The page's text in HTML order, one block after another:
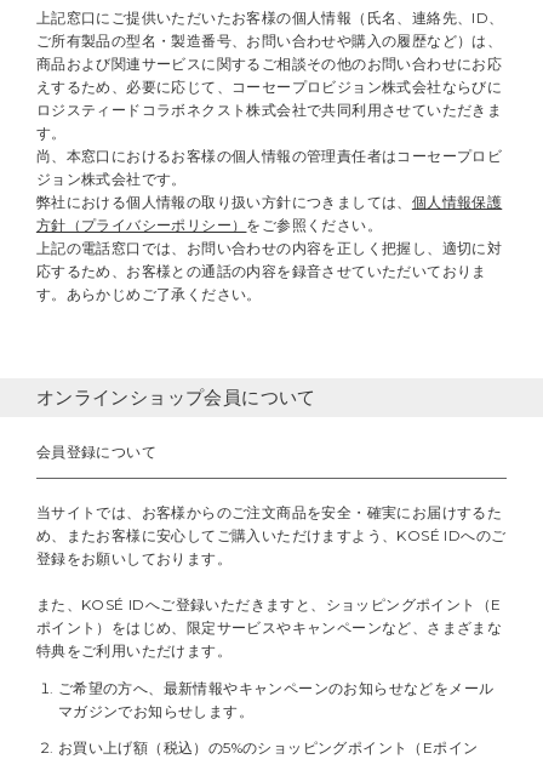
上記窓口にご提供いただいたお客様の個人情報（氏名、連絡先、ID、
ご所有製品の型名・製造番号、お問い合わせや購入の履歴など）は、
商品および関連サービスに関するご相談その他のお問い合わせにお応
えするため、必要に応じて、コーセープロビジョン株式会社ならびに
ロジスティードコラボネクスト株式会社で共同利用させていただきま
す。
尚、本窓口におけるお客様の個人情報の管理責任者はコーセープロビ
ジョン株式会社です。
弊社における個人情報の取り扱い方針につきましては、 個人情報保護
方針（プライバシーポリシー） をご参照ください。
上記の電話窓口では、お問い合わせの内容を正しく把握し、適切に対
応するため、お客様との通話の内容を録音させていただいておりま
す。あらかじめご了承ください。
オンラインショップ会員について
会員登録について
当サイトでは、お客様からのご注文商品を安全・確実にお届けするた
め、またお客様に安心してご購入いただけますよう、KOSÉ IDへのご
登録をお願いしております。
また、KOSÉ IDへご登録いただきますと、ショッピングポイント（E
ポイント）をはじめ、限定サービスやキャンペーンなど、さまざまな
特典をご利用いただけます。
ご希望の方へ、最新情報やキャンペーンのお知らせなどをメール
マガジンでお知らせします。
お買い上げ額（税込）の5%のショッピングポイント（Eポイン